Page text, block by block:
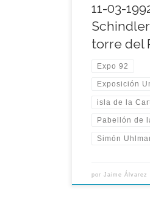
11-03-
torre del
Expo 92
Exposición
isla de la
Pabellón de
Simón
porJaime Álvarez